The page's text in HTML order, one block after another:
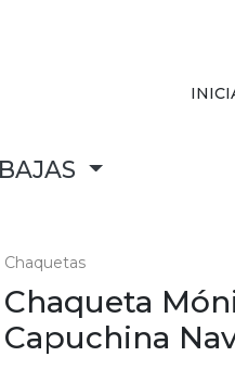
Chaquetas
Chaqueta
Capuchina